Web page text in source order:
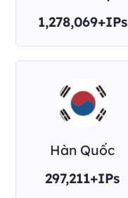
1,278,069+IPs
Hàn Quốc
297,211+IPs